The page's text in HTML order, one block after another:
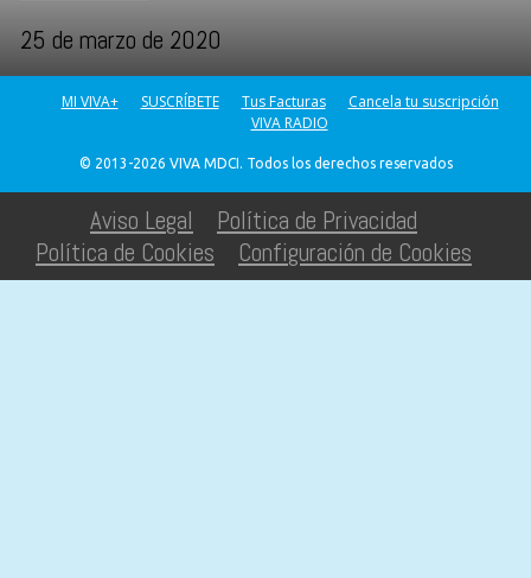
25 de marzo de 2020
MI VIVA+ SUSCRÍBETE Tus Facturas
Cancela tu suscripción
VIVA RADIO
© 2013-2026 VIVA MDCI. Todos los derechos reservados
Aviso Legal
Política de Privacidad
Política de Cookies
Configuración de Cookies